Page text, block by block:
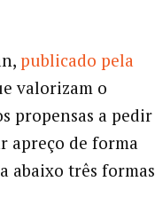
publicado pela
valorizam o
propensas a pedir
apreço de forma
abaixo três formas